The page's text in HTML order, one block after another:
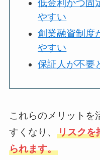
低金利かつ固
やすい
創業融資制度
やすい
保証人が不要
これらのメリットを
すくなり、 リスクを
られます。